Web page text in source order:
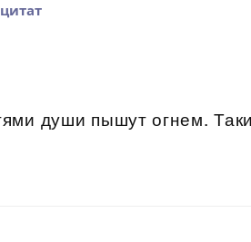
души пышут огнем.